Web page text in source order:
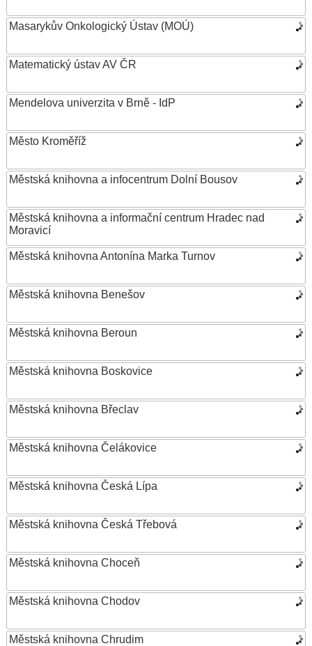
Masarykův Onkologický Ústav (MOÚ)
Matematický ústav AV ČR
Mendelova univerzita v Brně - IdP
Město Kroměříž
Městská knihovna a infocentrum Dolní Bousov
Městská knihovna a informační centrum Hradec nad
Moravicí
Městská knihovna Antonína Marka Turnov
Městská knihovna Benešov
Městská knihovna Beroun
Městská knihovna Boskovice
Městská knihovna Břeclav
Městská knihovna Čelákovice
Městská knihovna Česká Lípa
Městská knihovna Česká Třebová
Městská knihovna Choceň
Městská knihovna Chodov
Městská knihovna Chrudim